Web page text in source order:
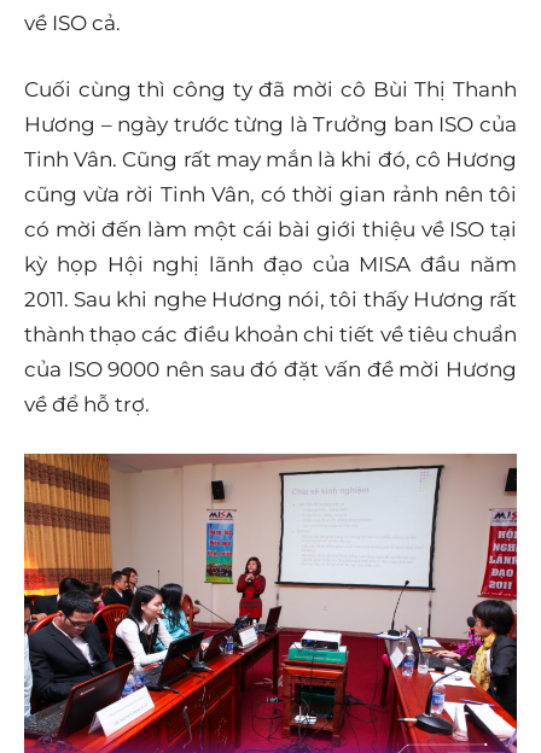
về ISO cả.
Cuối cùng thì công ty đã mời cô Bùi Thị Thanh
Hương – ngày trước từng là Trưởng ban ISO của
Tinh Vân. Cũng rất may mắn là khi đó, cô Hương
cũng vừa rời Tinh Vân, có thời gian rảnh nên tôi
có mời đến làm một cái bài giới thiệu về ISO tại
kỳ họp Hội nghị lãnh đạo của MISA đầu năm
2011. Sau khi nghe Hương nói, tôi thấy Hương rất
thành thạo các điều khoản chi tiết về tiêu chuẩn
của ISO 9000 nên sau đó đặt vấn đề mời Hương
về để hỗ trợ.